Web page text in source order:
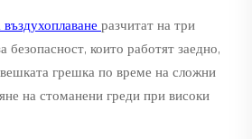
въздухоплаване разчитат на три
безопасност, които работят заедно,
грешка по време на сложни
на стоманени греди при високи